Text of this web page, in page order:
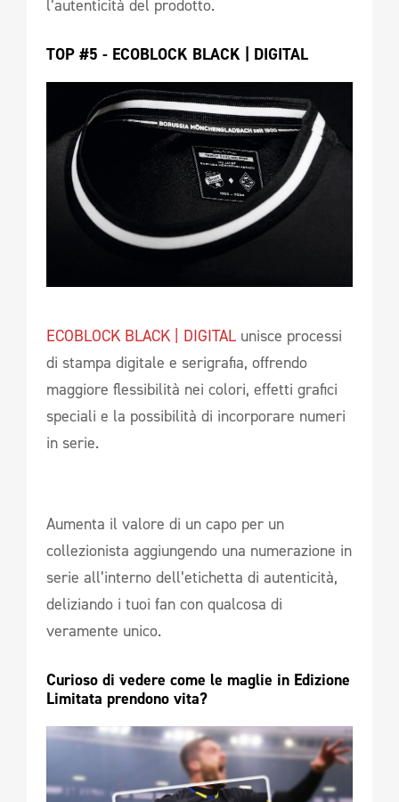
l’autenticità del prodotto.
TOP #5 - ECOBLOCK BLACK | DIGITAL
ECOBLOCK BLACK | DIGITAL unisce processi
di stampa digitale e serigrafia, offrendo
maggiore flessibilità nei colori, effetti grafici
speciali e la possibilità di incorporare numeri
in serie.
Aumenta il valore di un capo per un
collezionista aggiungendo una numerazione in
serie all’interno dell’etichetta di autenticità,
deliziando i tuoi fan con qualcosa di
veramente unico.
Curioso di vedere come le maglie in Edizione
Limitata prendono vita?